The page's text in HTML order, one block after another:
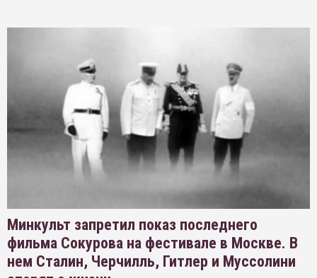
Минкульт запретил показ последнего
фильма Сокурова на фестивале в Москве. В
нем Сталин, Черчилль, Гитлер и Муссолини